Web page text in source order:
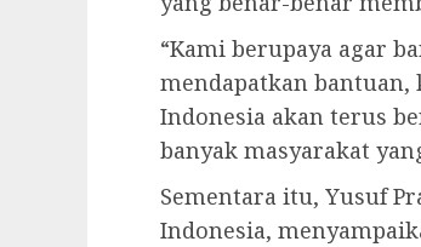
“Kami berupaya agar
mendapatkan bantuan,
Indonesia akan terus
banyak masyarakat
Sementara itu, Yusuf
Indonesia,